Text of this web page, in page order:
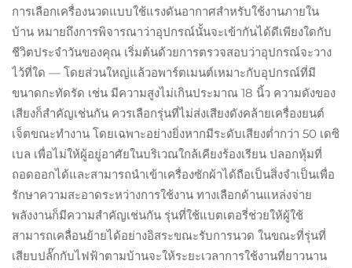
การเลือกเครื่องนวดแบบใช้แรงดันอากาศสำหรับใช้งานภายใน
บ้าน หมายถึงการพิจารณาว่าอุปกรณ์นั้นจะเข้ากันได้ดีเพียงใดกับ
ชีวิตประจำวันของคุณ เริ่มต้นด้วยการตรวจสอบว่าอุปกรณ์จะวาง
ไว้ที่ใด — โดยส่วนใหญ่แล้วอพาร์ตเมนต์เหมาะกับอุปกรณ์ที่มี
ขนาดกะทัดรัด เช่น มีความสูงไม่เกินประมาณ 18 นิ้ว ความดังของ
เสียงก็สำคัญเช่นกัน ควรเลือกรุ่นที่ไม่ส่งเสียงดังคล้ายเครื่องยนต์
เจ็ตขณะทำงาน โดยเฉพาะอย่างยิ่งหากมีระดับเสียงต่ำกว่า 50 เดซิ
เบล เพื่อไม่ให้ผู้อยู่อาศัยในบริเวณใกล้เคียงร้องเรียน ปลอกหุ้มที่
ถอดออกได้และสามารถนำเข้าเครื่องซักผ้าได้ถือเป็นสิ่งจำเป็นเพื่อ
รักษาความสะอาดระหว่างการใช้งาน ทางเลือกด้านแหล่งจ่าย
พลังงานก็มีความสำคัญเช่นกัน รุ่นที่ใช้แบตเตอรี่ช่วยให้ผู้ใช้
สามารถเคลื่อนย้ายได้อย่างอิสระขณะรับการนวด ในขณะที่รุ่นที่
เสียบปลั๊กกับไฟฟ้าตามบ้านจะให้ระยะเวลาการใช้งานที่ยาวนาน